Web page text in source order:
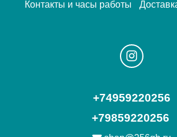
Контакты и часы работы
+74959220256
+79859220256